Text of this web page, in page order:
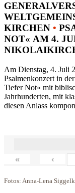
KIRCHEN •
NOT« AM 4.
Am Dienstag, 4. Juli
Psalmenkonzert in
Tiefer Not« mit
Jahrhunderten, mit
diesen Anlass
« ‹
Fotos: Anna-Lena